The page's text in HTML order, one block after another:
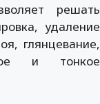
решать
удаление
глянцевание,
и тонкое